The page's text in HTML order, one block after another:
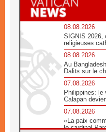
08.08.2026
SIGNIS 2026,
religieuses
08.08.2026
Au
Dalits sur le
07.08.2026
Philippines: le
Calapan
07.08.2026
«La paix
le cardinal